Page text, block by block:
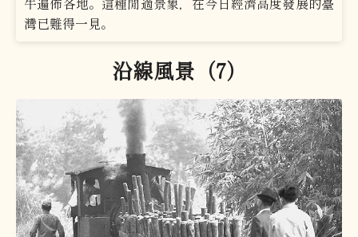
灣已難得一見。
沿線風景（7）